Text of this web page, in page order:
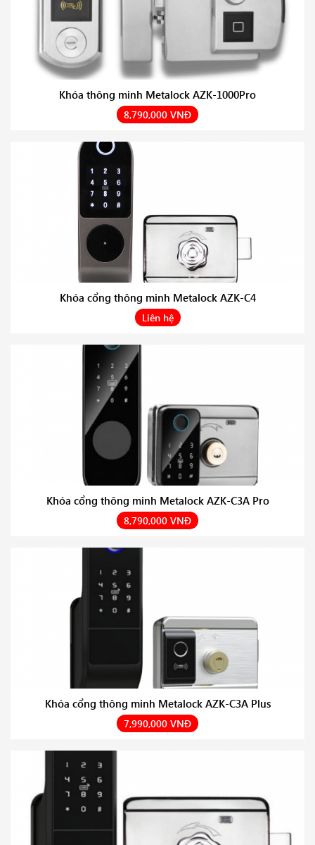
Khóa thông minh Metalock AZK-1000Pro
8,790,000 VNĐ
Khóa cổng thông minh Metalock AZK-C4
Liên hệ
Khóa cổng thông minh Metalock AZK-C3A Pro
8,790,000 VNĐ
Khóa cổng thông minh Metalock AZK-C3A Plus
7,990,000 VNĐ